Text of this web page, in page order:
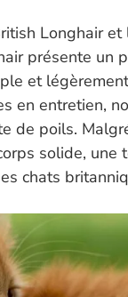
Longhair
présente un
et
en entretien,
de poils.
solide,
chats